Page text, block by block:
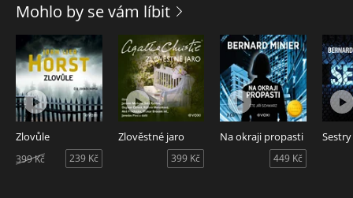
případu – vraždy staré posluhovačky McGintyové, která žila v
zapadlé vesničce Broadhinny. Myslí si totiž, že plachý mladík
navzdory všemu zločin nespáchal, a nechce vidět nevinného
viset na šibenici…
Ale kdo jiný by ji mohl zamordovat a k tomu tak hloupě ukrýt
svůj lup než právě její podnájemník, který stařeně dlužil už
rukávě saka měl krev i vlas oběti?
Mohlo by se vám líbit
Zlovůle
239 Kč
399 Kč
Zlověstné jaro
399 Kč
Na okraji propasti
449 Kč
Sestry